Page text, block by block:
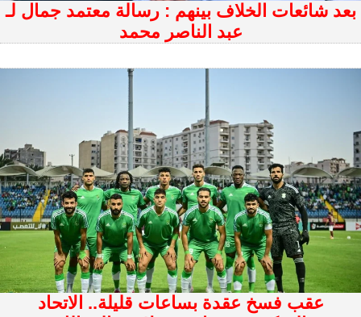
بعد شائعات الخلاف بينهم : رسالة معتمد جمال لـ
عبد الناصر محمد
عقب فسخ عقدة بساعات قليلة.. الاتحاد